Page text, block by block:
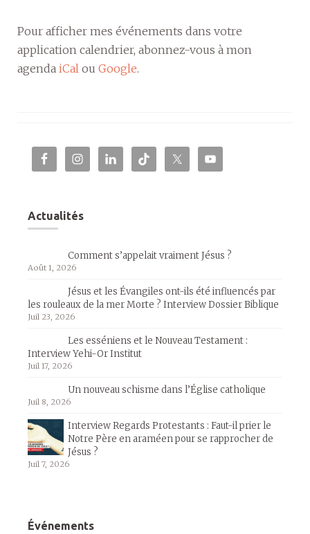
Pour afficher mes événements dans votre
application calendrier, abonnez-vous à mon
agenda iCal ou Google.
Actualités
Comment s’appelait vraiment Jésus ?
Août 1, 2026
Jésus et les Évangiles ont-ils été influencés par
les rouleaux de la mer Morte ? Interview Dossier Biblique
Juil 23, 2026
Les esséniens et le Nouveau Testament :
Interview Yehi-Or Institut
Juil 17, 2026
Un nouveau schisme dans l’Église catholique
Juil 8, 2026
Interview Regards Protestants : Faut-il prier le
Notre Père en araméen pour se rapprocher de
Jésus ?
Juil 7, 2026
Événements